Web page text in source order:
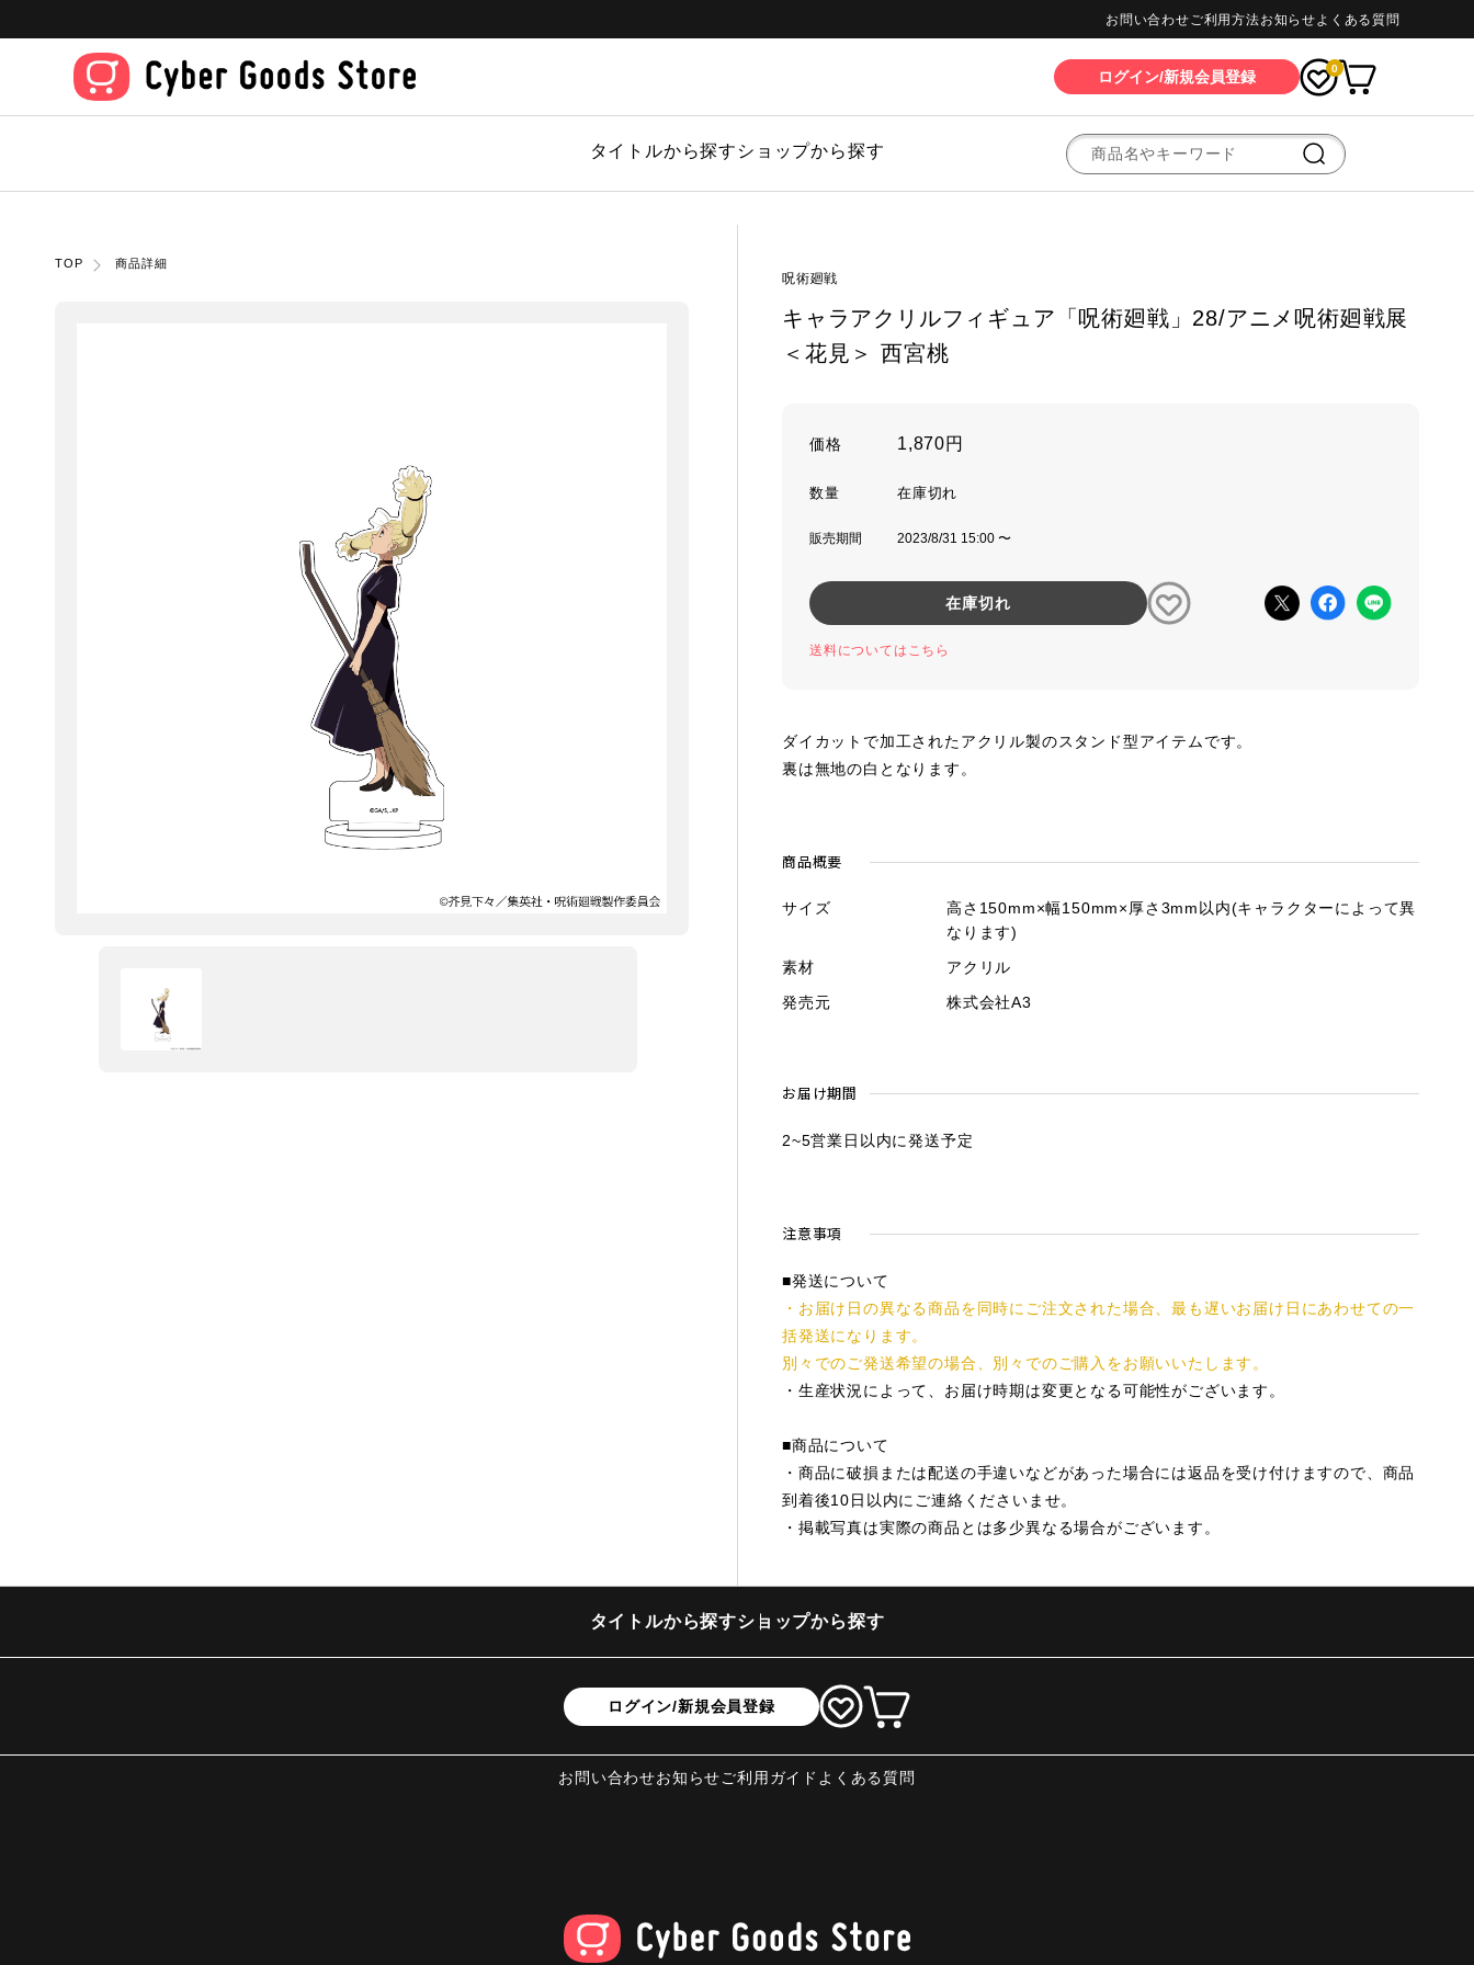
お問い合わせ ご利用方法お知らせ よくある質問
ログイン/新規会員登録 0
タイトルから探す ショップから探す
TOP 商品詳細
呪術廻戦
キャラアクリルフィギュア「呪術廻戦」28/アニメ呪術廻戦展
＜花見＞ 西宮桃
価格 1,870円
数量
販売期間 2023/8/31 15:00 〜
在庫切れ
送料についてはこちら
ダイカットで加工されたアクリル製のスタンド型アイテムです。
裏は無地の白となります。
商品概要
サイズ
高さ150mm×幅150mm×厚さ3mm以内(キャラクターによって異
なります)
素材
アクリル
発売元
株式会社A3
お届け期間
2~5営業日以内に発送予定
注意事項
■発送について
・お届け日の異なる商品を同時にご注文された場合、最も遅いお届け日にあわせての一
括発送になります。
別々でのご発送希望の場合、別々でのご購入をお願いいたします。
・生産状況によって、お届け時期は変更となる可能性がございます。
■商品について
・商品に破損または配送の手違いなどがあった場合には返品を受け付けますので、商品
到着後10日以内にご連絡くださいませ。
・掲載写真は実際の商品とは多少異なる場合がございます。
タイトルから探すショップから探す
ログイン/新規会員登録
お問い合わせお知らせご利用ガイド よくある質問